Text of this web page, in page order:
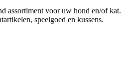
assortiment voor uw hond en/of kat.
speelgoed en kussens.